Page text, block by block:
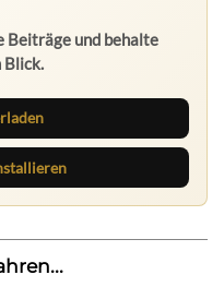
Beiträge und behalte
Blick.